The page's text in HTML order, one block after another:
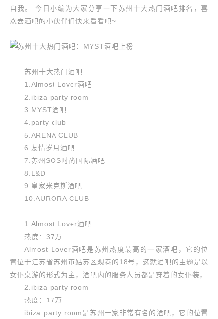
自我。 今日小编为大家分享一下苏州十大热门酒吧排名，喜
欢去酒吧的小伙伴们快来看看吧~
苏州十大热门酒吧
1.Almost Lover酒吧
2.ibiza party room
3.MYST酒吧
4.party club
5.ARENA CLUB
6.友情岁月酒吧
7.苏州SOS时尚国际酒吧
8.L&D
9.皇家米克斯酒吧
10.AURORA CLUB
1.Almost Lover酒吧
热度：37万
Almost Lover酒吧是苏州热度最高的一家酒吧，它的位
置位于江苏省苏州市姑苏区观巷的18号，这就酒吧的主题是以
女仆桌游的形式为主，酒吧内的服务人员都是穿着的女仆装，
2.ibiza party room
热度：17万
ibiza party room是苏州一家非常有名的酒吧，它的位置